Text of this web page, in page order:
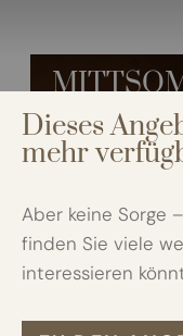
Preise
Angebote
Neue
Gut zu wissen
III Kulinarik
Dieses
mehr
Aber keine Sorge
finden Sie viele
interessieren